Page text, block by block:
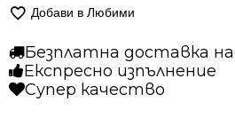
килим
Олимп
2433
Бежов
Добави в Любими
Безплатна доставка
Експресно изпълнение
Супер качество